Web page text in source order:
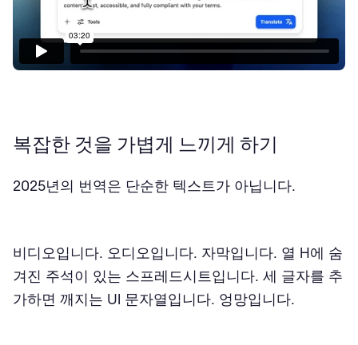
복잡한 것을 가볍게 느끼게 하기
2025년의 번역은 단순한 텍스트가 아닙니다.
비디오입니다. 오디오입니다. 자막입니다. 열 H에 숨
겨진 주석이 있는 스프레드시트입니다. 세 글자를 추
가하면 깨지는 UI 문자열입니다. 엉망입니다.